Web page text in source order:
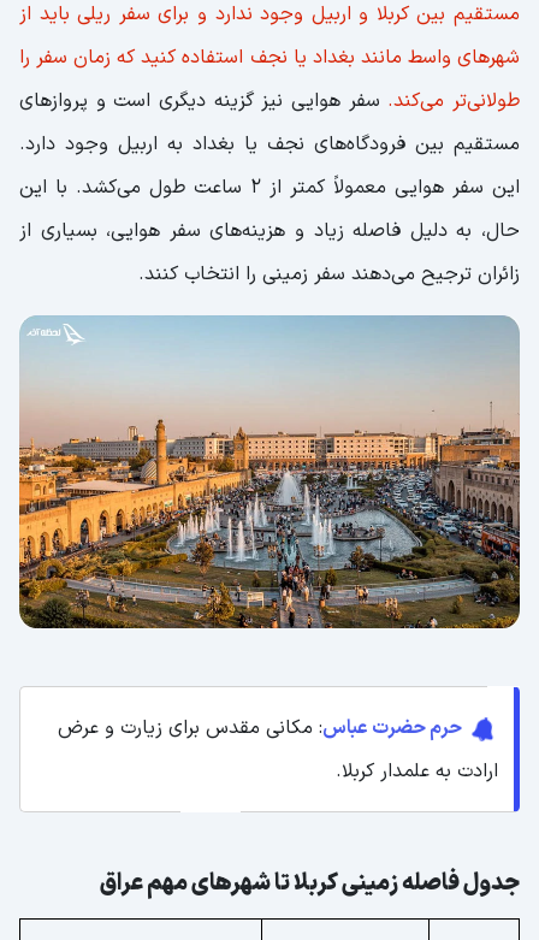
مستقیم بین کربلا و اربیل وجود ندارد و برای سفر ریلی باید از
شهرهای واسط مانند بغداد یا نجف استفاده کنید که زمان سفر را
طولانی‌تر می‌کند. سفر هوایی نیز گزینه دیگری است و پروازهای
مستقیم بین فرودگاه‌های نجف یا بغداد به اربیل وجود دارد.
این سفر هوایی معمولاً کمتر از 2 ساعت طول می‌کشد. با این
حال، به دلیل فاصله زیاد و هزینه‌های سفر هوایی، بسیاری از
زائران ترجیح می‌دهند سفر زمینی را انتخاب کنند.
حرم حضرت عباس: مکانی مقدس برای زیارت و عرض
ارادت به علمدار کربلا.
جدول فاصله زمینی کربلا تا شهرهای مهم عراق